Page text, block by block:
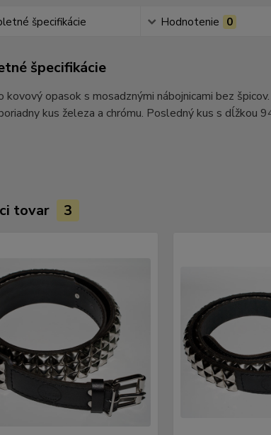
špecifikácie Hodnotenie 0
špecifikácie
kovový opasok s mosadznými nábojnicami bez
kus železa a chrómu. Posledný kus s dĺžkou
tovar 3